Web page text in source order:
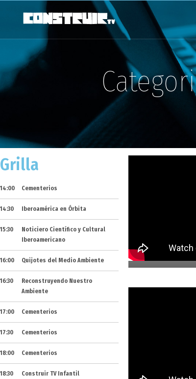
Grilla
14:00 Cementerios
14:30 Iberoamérica en Órbita
15:30
Noticiero Científico y Cultural
Iberoamericano
16:00 Quijotes del Medio Ambiente
16:30
Reconstruyendo Nuestro
Ambiente
17:00 Cementerios
17:30 Cementerios
18:00 Cementerios
18:30 Construir TV Infantil
13. Pabellón
11. Casa